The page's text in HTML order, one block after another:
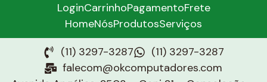
LoginCarrinhoPagamentoFrete
HomeNósProdutosServiços
(11) 3297-3287
(11) 3297-3287
falecom@okcomputadores.com